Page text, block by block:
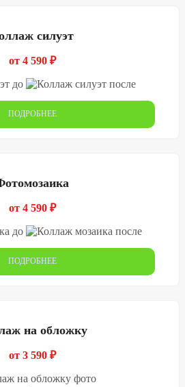
силуэт
от 4 590 ₽
ПОДРОБНЕЕ
от 4 590 ₽
ПОДРОБНЕЕ
на обложку
от 3 590 ₽